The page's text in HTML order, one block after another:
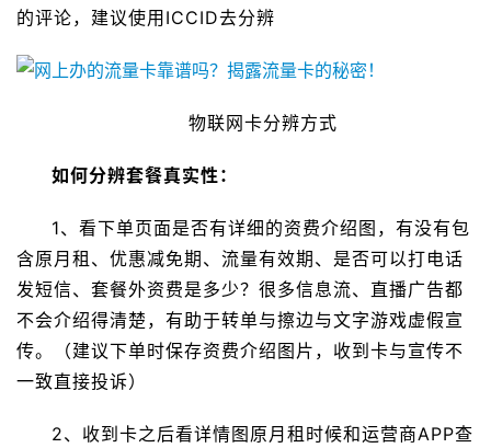
的评论，建议使用ICCID去分辨
物联网卡分辨方式
如何分辨套餐真实性：
1、看下单页面是否有详细的资费介绍图，有没有包
含原月租、优惠减免期、流量有效期、是否可以打电话
发短信、套餐外资费是多少？很多信息流、直播广告都
不会介绍得清楚，有助于转单与擦边与文字游戏虚假宣
传。（建议下单时保存资费介绍图片，收到卡与宣传不
一致直接投诉）
2、收到卡之后看详情图原月租时候和运营商APP查